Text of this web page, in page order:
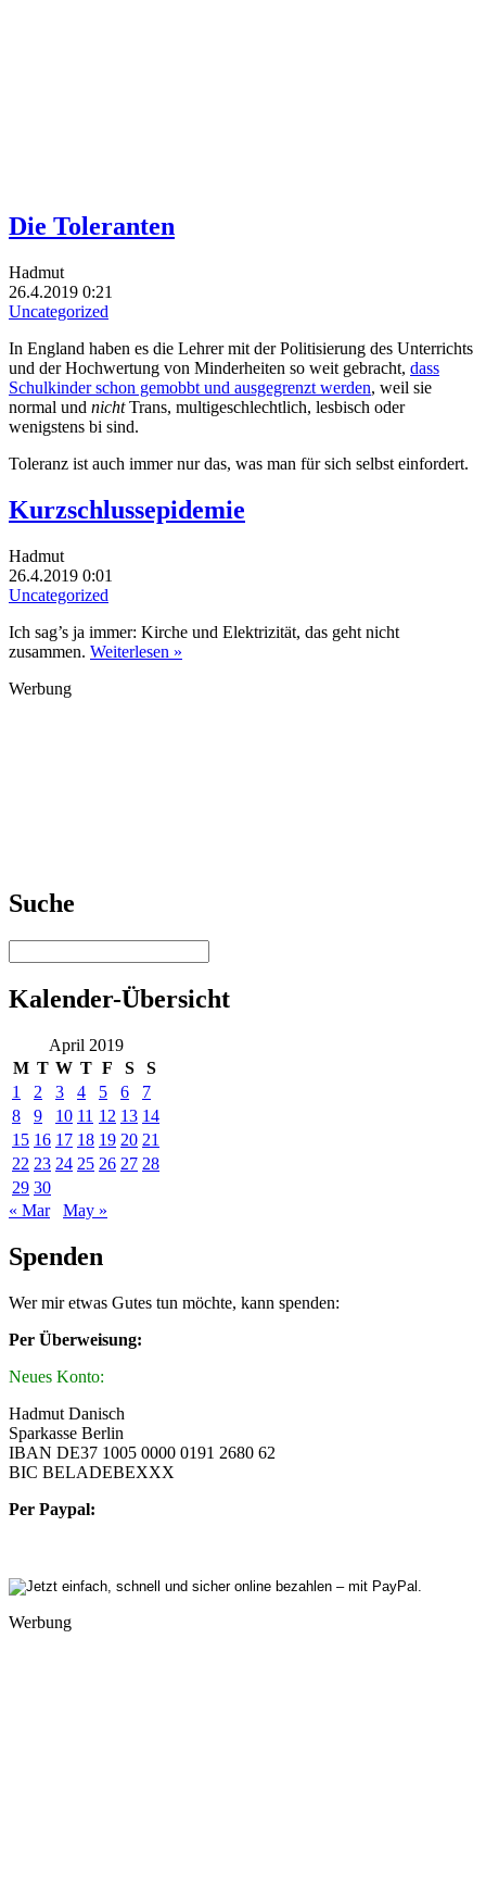
Die Toleranten
Hadmut
26.4.2019 0:21
Uncategorized
In England haben es die Lehrer mit der Politisierung des Unterrichts
und der Hochwertung von Minderheiten so weit gebracht, dass
Schulkinder schon gemobbt und ausgegrenzt werden, weil sie
normal und nichtTrans, multigeschlechtlich, lesbisch oder
wenigstens bi sind.
Toleranz ist auch immer nur das, was man für sich selbst einfordert.
Kurzschlussepidemie
Hadmut
26.4.2019 0:01
Uncategorized
Ich sag’s ja immer: Kirche und Elektrizität, das geht nicht
zusammen. Weiterlesen »
Werbung
Suche
Kalender-Übersicht
April 2019
M T W T F S
S
1
2 3 4 5 6
7
8
9 10 11 12 13 14
15 16 17 18 19 20 21
22 23 24 25 26 27 28
29 30
« Mar
May »
Spenden
Wer mir etwas Gutes tun möchte, kann spenden:
Per Überweisung:
Neues Konto:
Hadmut Danisch
Sparkasse Berlin
IBAN DE37 1005 0000 0191 2680 62
BIC BELADEBEXXX
Per Paypal:
Werbung